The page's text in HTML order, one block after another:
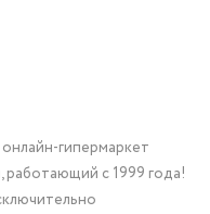
гипермаркет
работающий с 1999 года!